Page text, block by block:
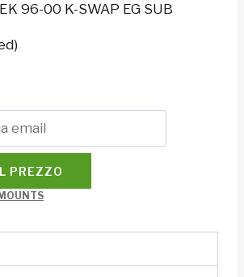
96-00 K-SWAP EG SUB
PREZZO